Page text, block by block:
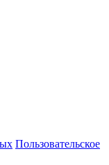
Пользовательское